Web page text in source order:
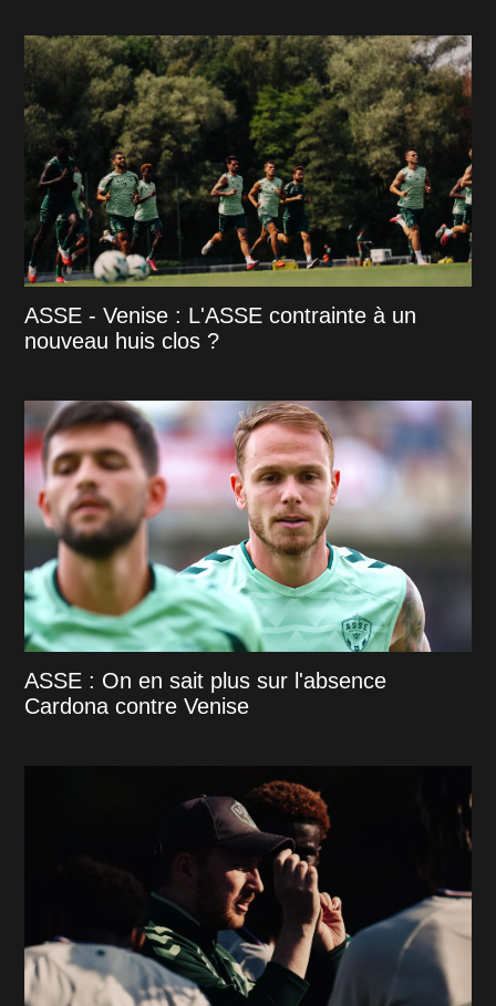
ASSE - Venise : L'ASSE contrainte à un
nouveau huis clos ?
ASSE : On en sait plus sur l'absence
Cardona contre Venise